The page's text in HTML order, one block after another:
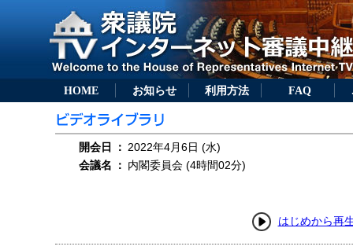
HOME お知らせ 利用方法 FAQ
開会日 ： 2022年4月6日 (水)
会議名
： 内閣委員会 (4時間02分)
はじめから再